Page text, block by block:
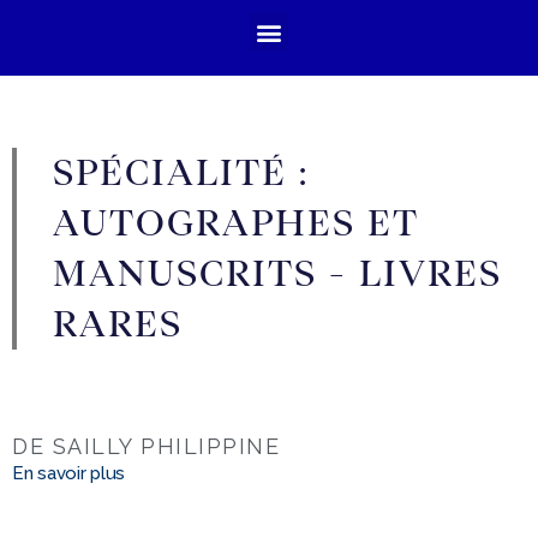
SPÉCIALITÉ :
AUTOGRAPHES ET
MANUSCRITS - LIVRES
RARES
DE SAILLY PHILIPPINE
En savoir plus